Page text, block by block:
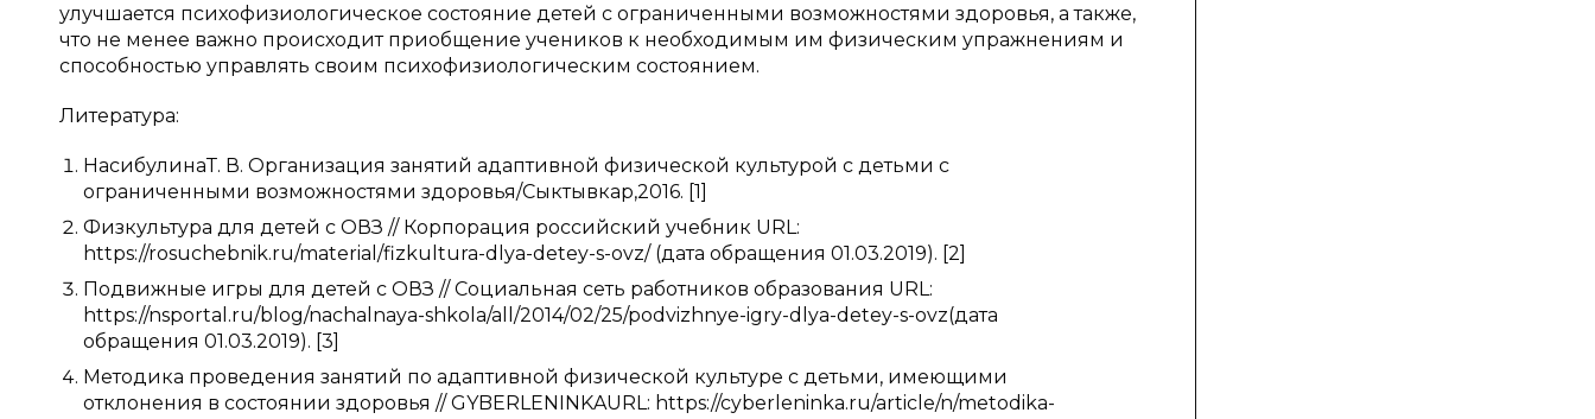
улучшается психофизиологическое состояние детей с ограниченными возможностями здоровья, а также,
что не менее важно происходит приобщение учеников к необходимым им физическим упражнениям и
способностью управлять своим психофизиологическим состоянием.
Литература:
НасибулинаТ. В. Организация занятий адаптивной физической культурой с детьми с
ограниченными возможностями здоровья/Сыктывкар,2016. [1]
Физкультура для детей с ОВЗ // Корпорация российский учебник URL:
https://rosuchebnik.ru/material/fizkultura-dlya-detey-s-ovz/ (дата обращения 01.03.2019). [2]
Подвижные игры для детей с ОВЗ // Социальная сеть работников образования URL:
https://nsportal.ru/blog/nachalnaya-shkola/all/2014/02/25/podvizhnye-igry-dlya-detey-s-ovz(дата
обращения 01.03.2019). [3]
Методика проведения занятий по адаптивной физической культуре с детьми, имеющими
отклонения в состоянии здоровья // GYBERLENINKAURL: https://cyberleninka.ru/article/n/metodika-